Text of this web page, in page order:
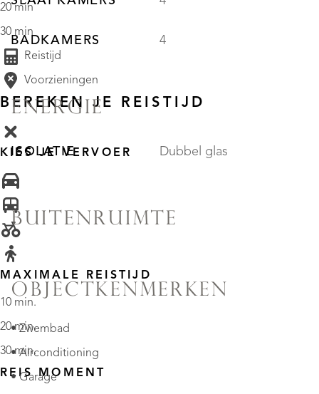
BADKAMERS 4
ENERGIE
ISOLATIE Dubbel glas
BUITENRUIMTE
OBJECTKENMERKEN
• Zwembad
• Airconditioning
• Garage
20 min
30 min
Reistijd
Voorzieningen
BEREKEN JE REISTIJD
KIES JE VERVOER
MAXIMALE REISTIJD
10 min.
20 min.
30 min.
REIS MOMENT